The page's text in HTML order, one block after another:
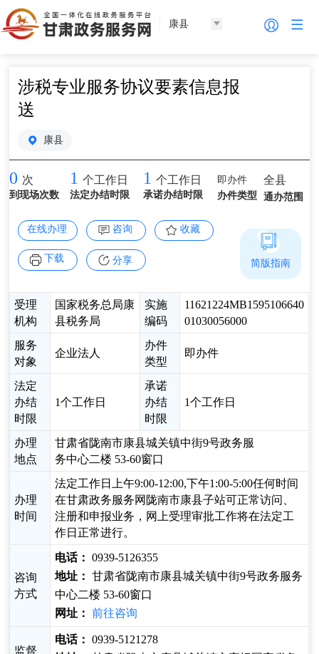
康县
涉税专业服务协议要素信息报
送
康县
0 次
到现场次数
1 个工作日
法定办结时限
1 个工作日
承诺办结时限
即办件
办件类型
全县
通办范围
在线办理 咨询 收藏
下载 分享
受理
机构
国家税务总局康
县税务局
实施
编码
11621224MB1595106640
01030056000
服务
对象
企业法人
办件
类型
即办件
法定
办结
时限
1个工作日
承诺
办结
时限
1个工作日
办理
地点
甘肃省陇南市康县城关镇中街9号政务服
务中心二楼 53-60窗口
办理
时间
法定工作日上午9:00-12:00,下午1:00-5:00任何时间
在甘肃政务服务网陇南市康县子站可正常访问、
注册和申报业务，网上受理审批工作将在法定工
作日正常进行。
咨询
方式
电话： 0939-5126355
地址： 甘肃省陇南市康县城关镇中街9号政务服务
中心二楼 53-60窗口
网址： 前往咨询
监督
电话： 0939-5121278
简版指南